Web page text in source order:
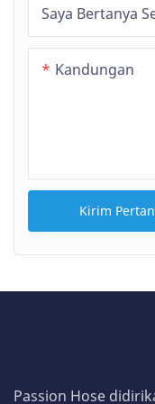
Saya Bertanya
Kandungan
Kirim
Passion Hose